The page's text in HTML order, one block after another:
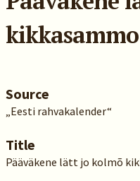
Source
„Eesti rahvakalender“
Title
Pääväkene lätt jo kolmõ